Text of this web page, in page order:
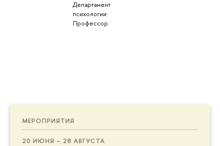
МЕРОПРИЯТИЯ
20 ИЮНЯ – 28 АВГУСТА
Департамент
психологии:
Профессор